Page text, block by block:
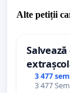
Alte petiții
palatele
3 477
3 477